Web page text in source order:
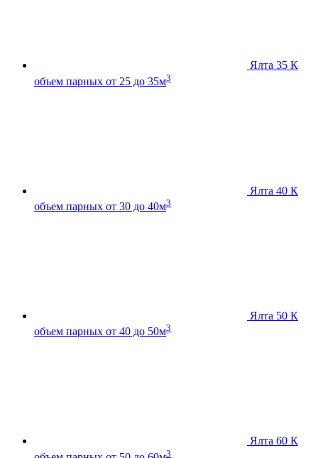
Ялта 35 К
объем парных от 25 до 35м3
Ялта 40 К
объем парных от 30 до 40м3
Ялта 50 К
объем парных от 40 до 50м3
Ялта 60 К
3